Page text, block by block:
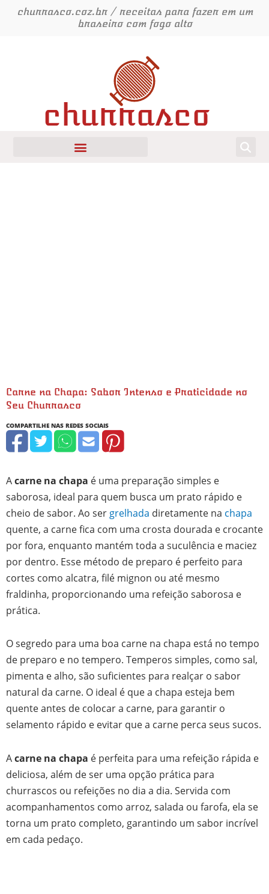
churrasco.coz.br / receitas para fazer em um
braseiro com fogo alto
churrasco
Carne na Chapa: Sabor Intenso e Praticidade no
Seu Churrasco
Acarne na chapa é uma preparação simples e
saborosa, ideal para quem busca um prato rápido e
cheio de sabor. Ao ser grelhada diretamente na chapa
quente, a carne fica com uma crosta dourada e crocante
por fora, enquanto mantém toda a suculência e maciez
por dentro. Esse método de preparo é perfeito para
cortes como alcatra, filé mignon ou até mesmo
fraldinha, proporcionando uma refeição saborosa e
prática.
O segredo para uma boa carne na chapa está no tempo
de preparo e no tempero. Temperos simples, como sal,
pimenta e alho, são suficientes para realçar o sabor
natural da carne. O ideal é que a chapa esteja bem
quente antes de colocar a carne, para garantir o
selamento rápido e evitar que a carne perca seus sucos.
Acarne na chapa é perfeita para uma refeição rápida e
deliciosa, além de ser uma opção prática para
churrascos ou refeições no dia a dia. Servida com
acompanhamentos como arroz, salada ou farofa, ela se
torna um prato completo, garantindo um sabor incrível
em cada pedaço.